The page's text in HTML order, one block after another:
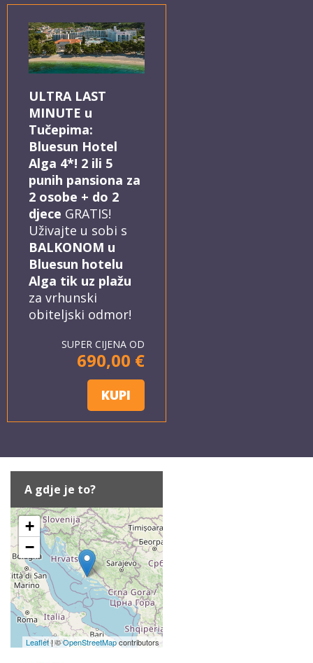
ULTRA LAST
MINUTE u
Tučepima:
Bluesun Hotel
Alga 4*! 2 ili 5
punih pansiona za
2 osobe + do 2
djece GRATIS!
Uživajte u sobi s
BALKONOM u
Bluesun hotelu
Alga tik uz plažu
za vrhunski
obiteljski odmor!
SUPER CIJENA OD
690,00 €
KUPI
A gdje je to?
+
−
Leaflet| ©OpenStreetMapcontributors